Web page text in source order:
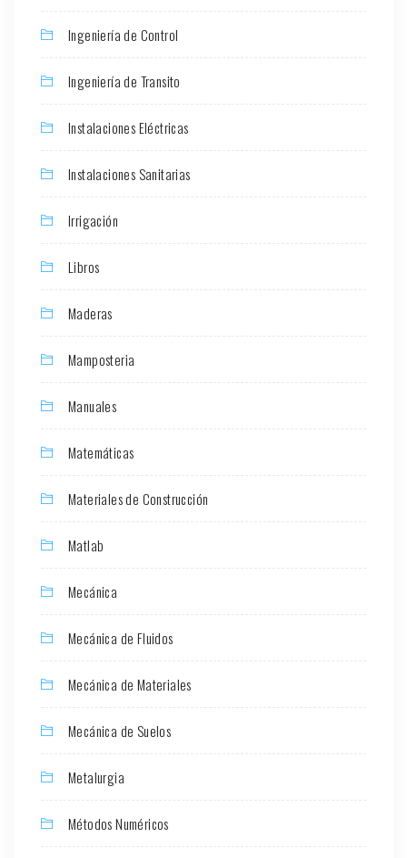
Ingeniería de Control
Ingeniería de Transito
Instalaciones Eléctricas
Instalaciones Sanitarias
Irrigación
Libros
Maderas
Mamposteria
Manuales
Matemáticas
Materiales de Construcción
Matlab
Mecánica
Mecánica de Fluidos
Mecánica de Materiales
Mecánica de Suelos
Metalurgia
Métodos Numéricos